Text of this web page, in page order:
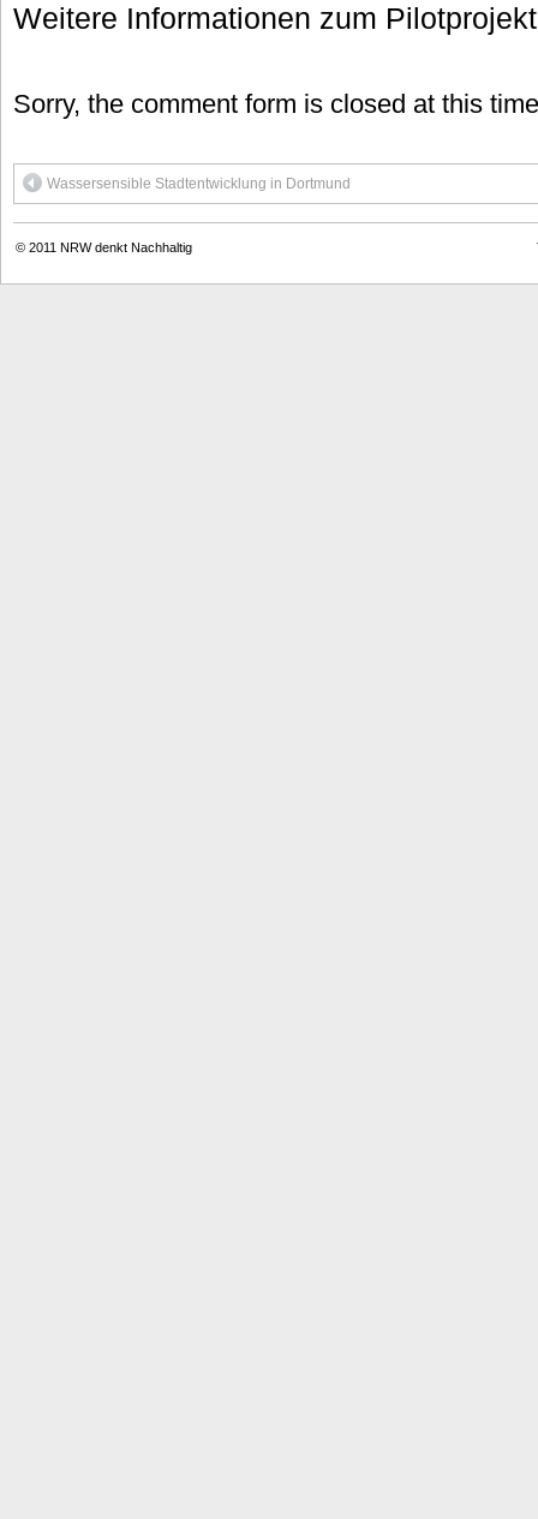
Weitere Informationen zum
Sorry, the comment form is closed at this
Wassersensible Stadtentwicklung in Dortmund
© 2011 NRW denkt Nachhaltig